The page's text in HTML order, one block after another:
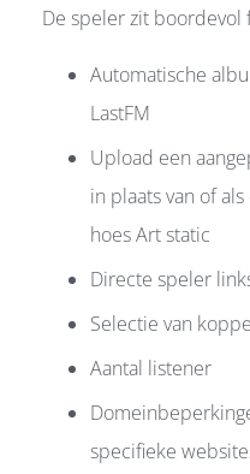
De speler zit boordevol
Automatische
LastFM
Upload een
in plaats van of
hoes Art static
Directe speler
Selectie van
Aantal listener
specifieke